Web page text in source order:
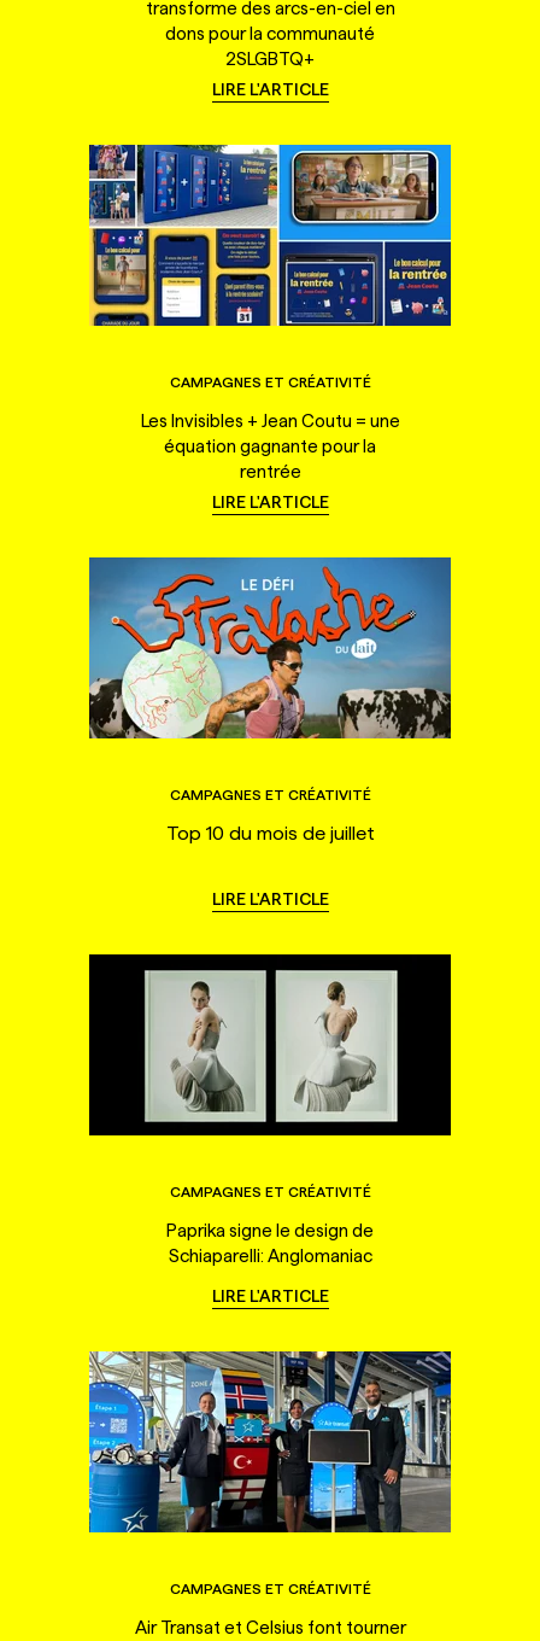
transforme des arcs-en-ciel en
dons pour la communauté
2SLGBTQ+
LIRE L'ARTICLE
CAMPAGNES ET CRÉATIVITÉ
Les Invisibles + Jean Coutu = une
équation gagnante pour la
rentrée
LIRE L'ARTICLE
CAMPAGNES ET CRÉATIVITÉ
Top 10 du mois de juillet
LIRE L'ARTICLE
CAMPAGNES ET CRÉATIVITÉ
Paprika signe le design de
Schiaparelli: Anglomaniac
LIRE L'ARTICLE
CAMPAGNES ET CRÉATIVITÉ
Air Transat et Celsius font tourner